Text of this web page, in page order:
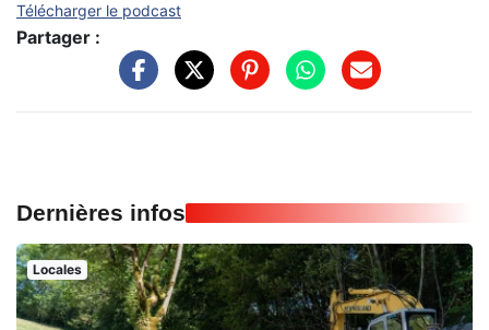
Télécharger le podcast
Partager :
Dernières infos
Locales